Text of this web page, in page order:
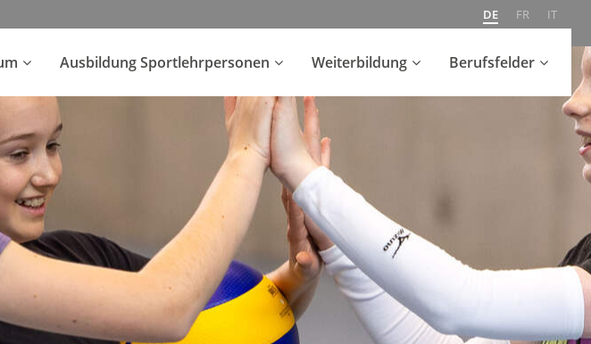
DE FR IT
Ausbildung Sportlehrpersonen Weiterbildung Berufsfelder